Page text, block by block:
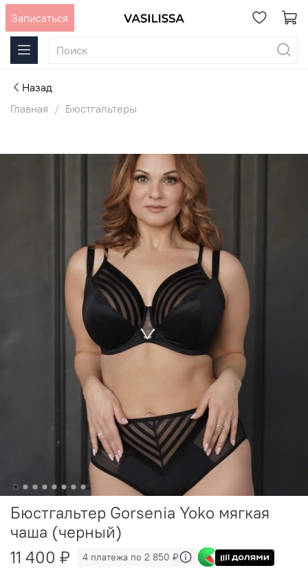
Записаться
Назад
Главная
Бюстгальтеры
Бюстгальтер Gorsenia Yoko мягкая
чаша (черный)
11 400 ₽
4 платежа по 2 850 ₽